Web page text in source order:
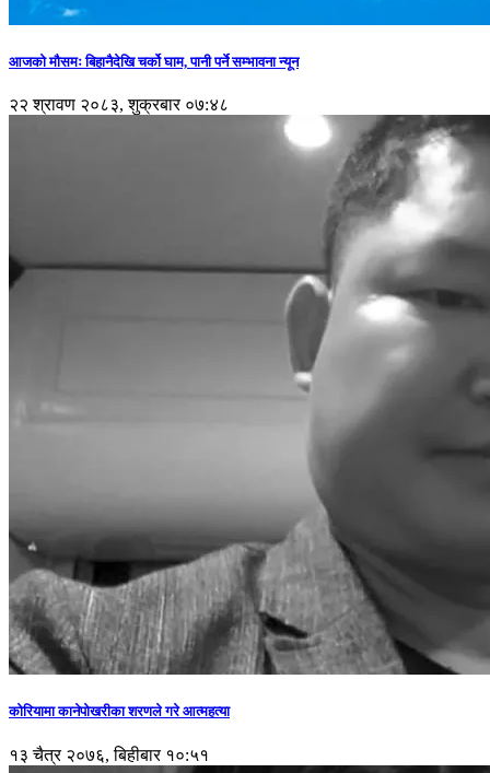
आजको मौसमः बिहानैदेखि चर्को घाम, पानी पर्ने सम्भावना न्यून
२२ श्रावण २०८३, शुक्रबार ०७:४८
कोरियामा कानेपोखरीका शरणले गरे आत्महत्या
१३ चैत्र २०७६, बिहीबार १०:५१